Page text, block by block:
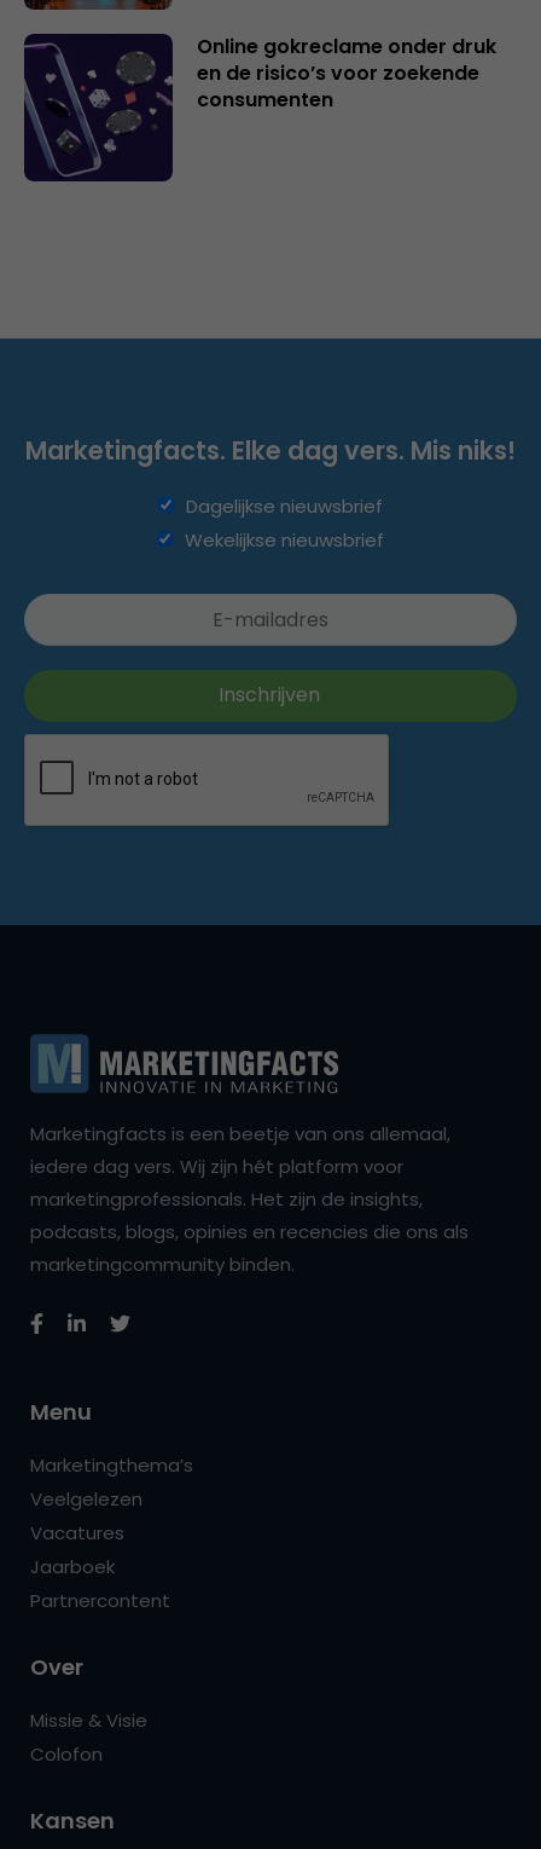
Online gokreclame onder druk
en de risico’s voor zoekende
consumenten
Marketingfacts. Elke dag vers. Mis niks!
Dagelijkse nieuwsbrief
Wekelijkse nieuwsbrief
Marketingfacts is een beetje van ons allemaal,
iedere dag vers. Wij zijn hét platform voor
marketingprofessionals. Het zijn de insights,
podcasts, blogs, opinies en recencies die ons als
marketingcommunity binden.
Menu
Marketingthema’s
Veelgelezen
Vacatures
Jaarboek
Partnercontent
Over
Missie & Visie
Colofon
Kansen